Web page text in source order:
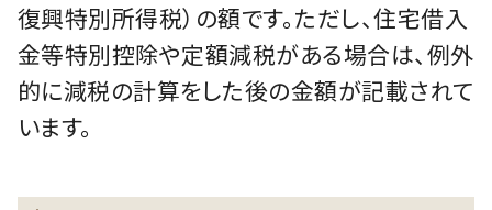
復興特別所得税）の額です。ただし、住宅借入
金等特別控除や定額減税がある場合は、例外
的に減税の計算をした後の金額が記載されて
います。